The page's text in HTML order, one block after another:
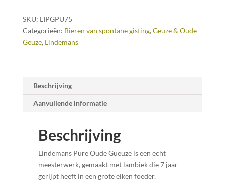
EDITION
aantal
SKU: LIPGPU75
Categorieën: Bieren van spontane gisting, Geuze & Oude
Geuze, Lindemans
Beschrijving
Aanvullende informatie
Beschrijving
Lindemans Pure Oude Gueuze is een echt
meesterwerk, gemaakt met lambiek die 7 jaar
gerijpt heeft in een grote eiken foeder.